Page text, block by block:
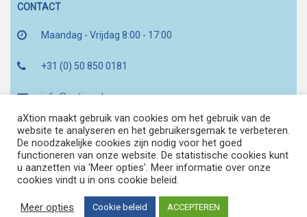
CONTACT
Maandag - Vrijdag 8:00 - 17:00
+31 (0) 50 850 0181
info@axtion.nl
Zernikepark 16d
A LODE HOLDING COMPANY
aXtion maakt gebruik van cookies om het gebruik van de
website te analyseren en het gebruikersgemak te verbeteren.
De noodzakelijke cookies zijn nodig voor het goed
functioneren van onze website. De statistische cookies kunt
u aanzetten via 'Meer opties'. Meer informatie over onze
cookies vindt u in ons cookie beleid.
Meer opties Cookie beleid ACCEPTEREN